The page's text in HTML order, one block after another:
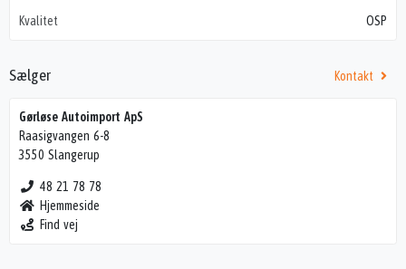
Kvalitet
OSP
Sælger Kontakt
Gørløse Autoimport ApS
Raasigvangen 6-8
3550 Slangerup
48 21 78 78
Hjemmeside
Find vej